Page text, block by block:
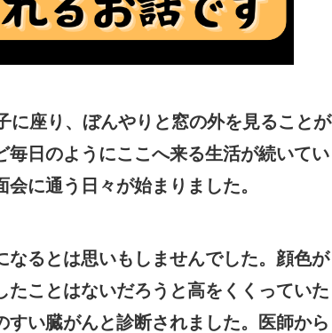
に座り、ぼんやりと窓の外を見ることが
日のようにここへ来る生活が続いてい
に通う日々が始まりました。
るとは思いもしませんでした。顔色が
ことはないだろうと高をくくっていた
い臓がんと診断されました。医師から